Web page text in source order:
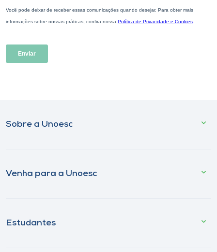
Sobre a Unoesc
Venha para a Unoesc
Estudantes